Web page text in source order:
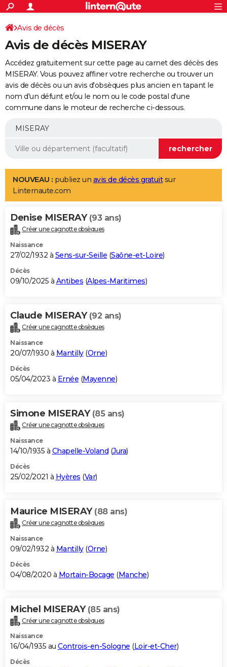
ACTUALITÉS
Politique
Société
Faits Divers
Education
Monde
Villes
+
SPORT
Coupe du monde 2026
Football
Tennis
Cyclisme
Rugby
Forum
Programme TV
TNT
Streaming
Cinéma
Sorties cinéma
Musique
+
FINANCE
Retraite
Epargne
Immobilier
Risques naturels par ville
Banque
Assurance
AUTO
Essais
Réserver un essai
Citadines
Berlines
SUV
Forum auto
+
Mobiles
Meilleur smartphone
Internet
Ordinateurs
Jeux vidéo
Guide high-tech
Aménagement intérieur
LIFESTYLE
Art de vivre
Bien-être
Loisirs
Mode
Modes de vie
Alimentation
Guide de la santé
Maladies
Médicaments
Sommeil
VOYAGE
Destinations
City break
Voyage nature
Voyage de noces
Forum
Climat
+PHOTO
GUIDES D'ACHAT
BONS PLANS
Carte de Noël
Carte Bonne année
Carte Saint-Valentin
Carte Pâques
Carte d'anniversaire
DICTIONNAIRE
Dictionnaire
Biographies
Citations
Expressions
Proverbes
PROGRAMME TV
S'inscrire
Se connecter
Lycées
Collèges
Primaires
Universités
Entreprises
Service militaire
Avis de recherche
AVIS DE DÉCÈS
Bricolage
Lifestyle
Culture
Sport
Auto
Television
Voyage
Cinema
Avis de décès
Avis de décès MISERAY
Accédez gratuitement sur cette page au carnet des décès des
MISERAY. Vous pouvez affiner votre recherche ou trouver un
avis de décès ou un avis d'obsèques plus ancien en tapant le
nom d'un défunt et/ou le nom ou le code postal d'une
commune dans le moteur de recherche ci-dessous.
NOUVEAU : publiez un avis de décès gratuitsur
Linternaute.com
Denise MISERAY (93 ans)
Créer une cagnotte obsèques
Naissance
27/02/1932 à Sens-sur-Seille (Saône-et-Loire)
Décès
09/10/2025 à Antibes (Alpes-Maritimes)
Claude MISERAY (92 ans)
Créer une cagnotte obsèques
Naissance
20/07/1930 à Mantilly(Orne)
Décès
05/04/2023 à Ernée (Mayenne)
Simone MISERAY (85 ans)
Créer une cagnotte obsèques
Naissance
14/10/1935 à Chapelle-Voland (Jura)
Décès
25/02/2021 à Hyères (Var)
Maurice MISERAY (88 ans)
Créer une cagnotte obsèques
Naissance
09/02/1932 à Mantilly(Orne)
Décès
04/08/2020 à Mortain-Bocage (Manche)
Michel MISERAY (85 ans)
Créer une cagnotte obsèques
Naissance
16/04/1935 au Controis-en-Sologne (Loir-et-Cher)
Décès